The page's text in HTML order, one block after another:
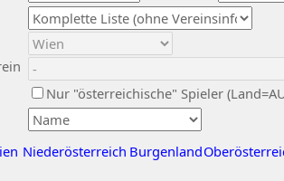
Nur "österreichische" Spieler
Niederösterreich Burgenland